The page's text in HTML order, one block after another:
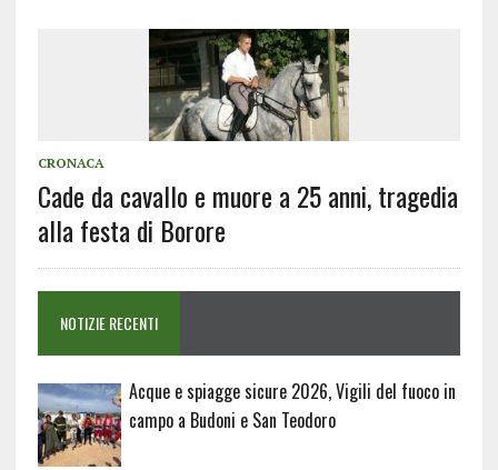
CRONACA
Cade da cavallo e muore a 25 anni, tragedia
alla festa di Borore
NOTIZIE RECENTI
Acque e spiagge sicure 2026, Vigili del fuoco in
campo a Budoni e San Teodoro